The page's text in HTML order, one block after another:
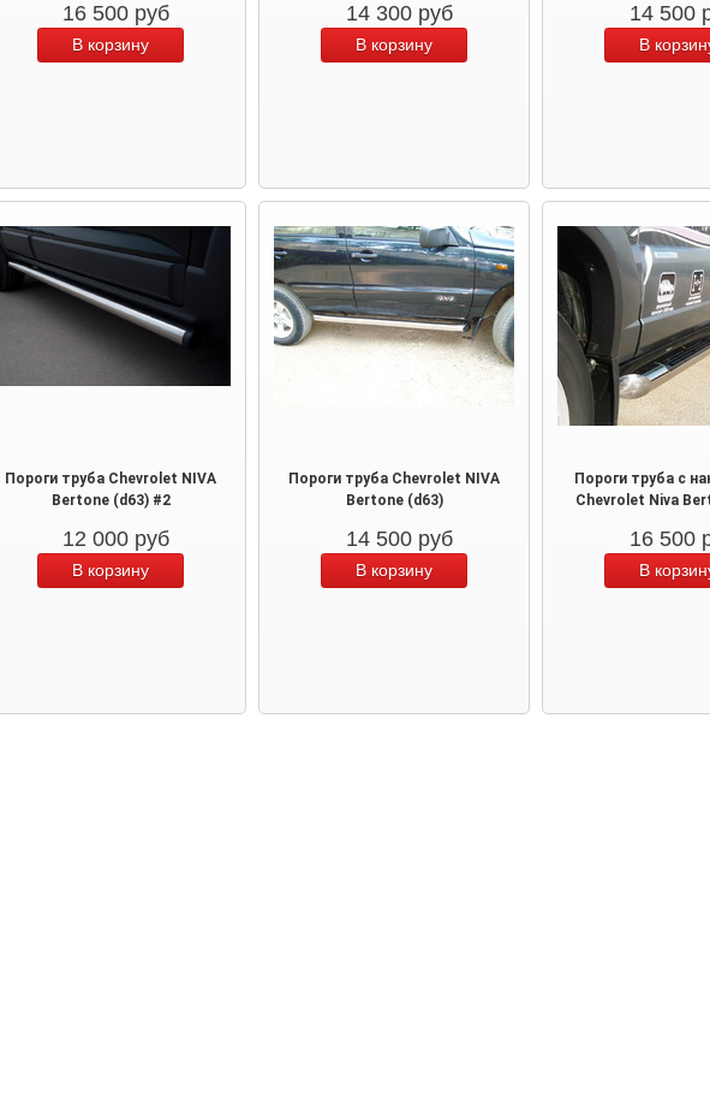
16 500 руб 14 300 руб 14 500
Пороги труба Chevrolet NIVA
Bertone (d63) #2
12 000 руб
Пороги труба Chevrolet NIVA
Bertone (d63)
14 500 руб
Пороги труба с
Chevrolet Niva
16 500